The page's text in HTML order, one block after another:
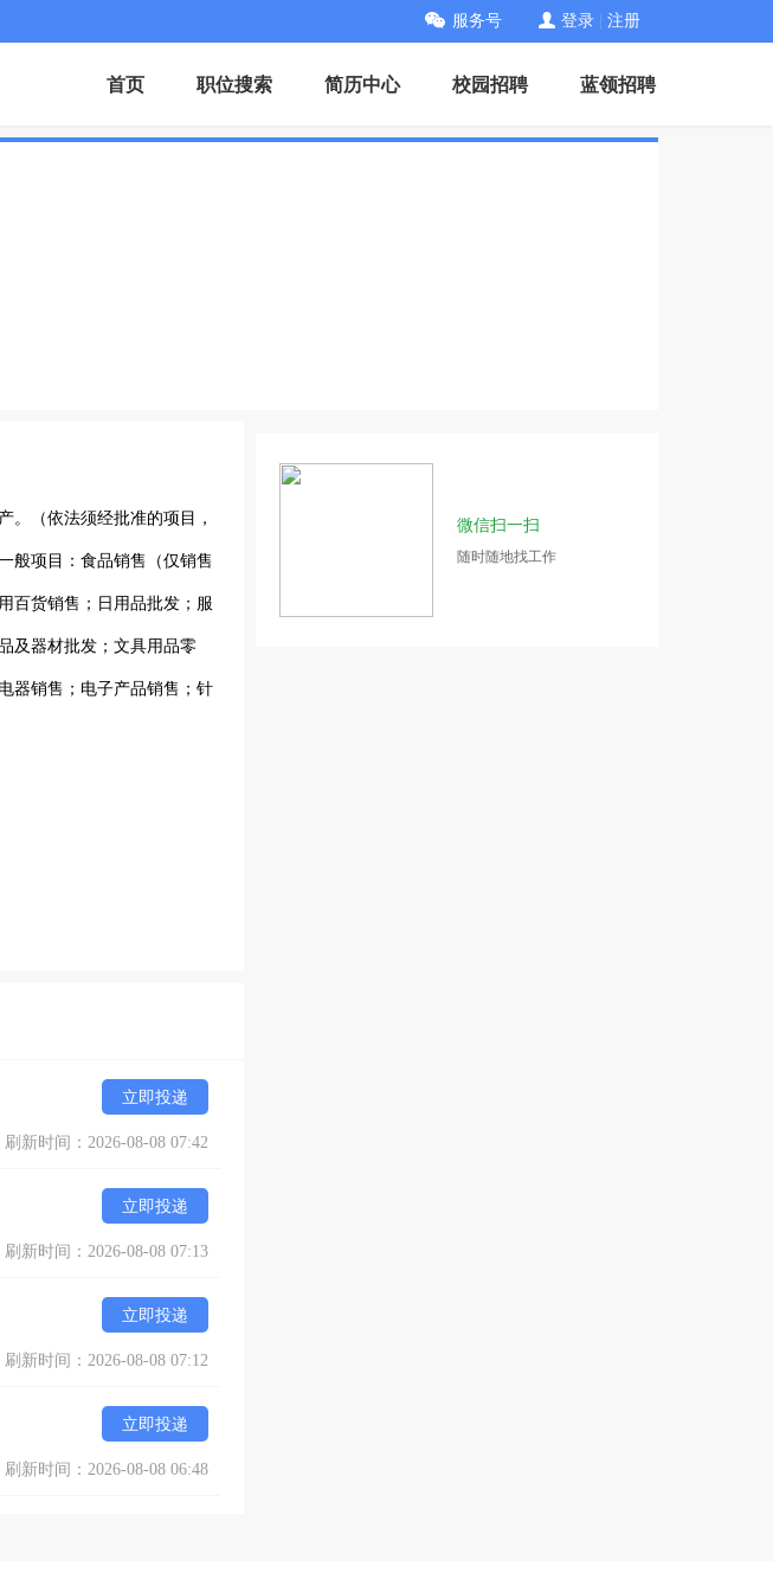
服务号 登录 注册
首页 职位搜索 简历中心 校园招聘 蓝领招聘
。（依法须经批准的项目，
般项目：食品销售（仅销售
百货销售；日用品批发；服
及器材批发；文具用品零
器销售；电子产品销售；针
批发；金属结构销售；塑料
立即投递
刷新时间：2026-08-08 07:42
立即投递
刷新时间：2026-08-08 07:13
立即投递
刷新时间：2026-08-08 07:12
立即投递
刷新时间：2026-08-08 06:48
微信扫一扫
随时随地找工作